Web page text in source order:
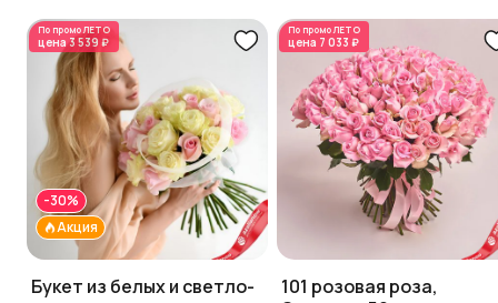
По промоЛЕТО
цена3 539 ₽
Акция
-30%
Букет из белых и светло-
По промоЛЕТО
цена 7 033 ₽
101 розовая роза,